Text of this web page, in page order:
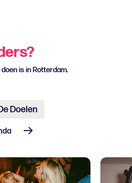
is in Rotterdam.
Doelen